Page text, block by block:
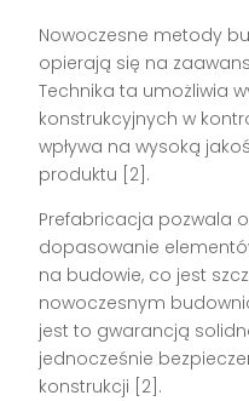
Nowoczesne metody
opierają się na
Technika ta umożliwia
konstrukcyjnych w
wpływa na wysoką
produktu [2].
Prefabricacja pozwala
dopasowanie
na budowie, co jest
nowoczesnym
jest to gwarancją
jednocześnie
konstrukcji [2].